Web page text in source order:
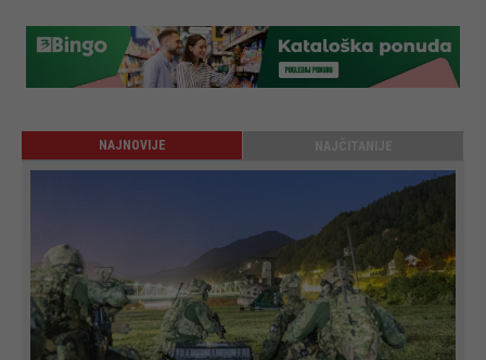
NAJNOVIJE